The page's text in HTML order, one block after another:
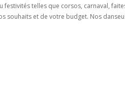
festivités telles que corsos, carnaval,
souhaits et de votre budget. Nos